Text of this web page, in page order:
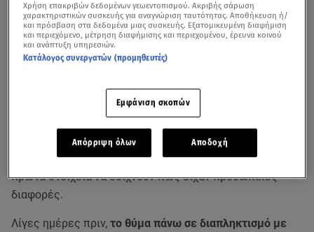
δολοφονίασυγκλονίζει το
. Κατά τη διάρκεια της
γιορτής Κάστανου.
Άνδρας δολοφόνησε τον ξάδερφό του εξ επαφής
πρώτα στοιχεία να δείχνουν πως είχαν προσωπικές
διαφορές.
Λίγες ημέρες πριν, το θύμα πάνω σε διαπληκτισμό με
Χρήση επακριβών δεδομένων γεωεντοπισμού. Ακριβής σάρωση
χαρακτηριστικών συσκευής για αναγνώριση ταυτότητας. Αποθήκευση ή/
και πρόσβαση στα δεδομένα μιας συσκευής. Εξατομικευμένη διαφήμιση
και περιεχόμενο, μέτρηση διαφήμισης και περιεχομένου, έρευνα κοινού
και ανάπτυξη υπηρεσιών.
Κατάλογος συνεργατών (προμηθευτές)
Εμφάνιση σκοπών
Απόρριψη όλων Αποδοχή